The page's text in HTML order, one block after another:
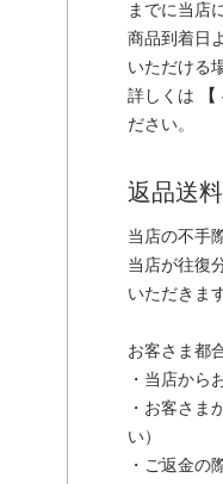
までに当店
商品到着日
いただける
詳しくは
ださい。
返品送料
当店の不手
当店が往復
いただきます
お客さま都
・当店から
・お客さま
い）
・ご返金